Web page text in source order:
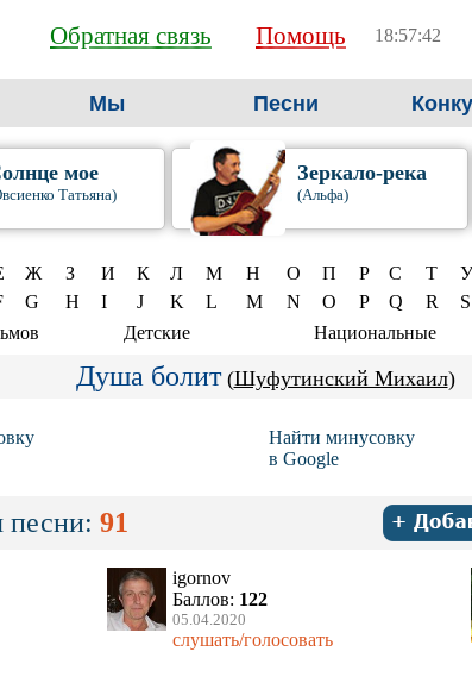
Обратная связь Помощь 18:57:43
Мы Песни
мое
Татьяна)
Зеркало-река
(Альфа)
Ж З И К Л М Н О П Р С Т У
G H I J K L M N O P Q R S
Детские Национальные
Душа болит(Шуфутинский Михаил)
Найти минусовку
в Google
песни: 91
igornov
Баллов: 122
05.04.2020
слушать/голосовать